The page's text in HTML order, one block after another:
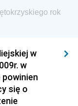
Cywilnego
i
i Opieki
rok
w
w
się o